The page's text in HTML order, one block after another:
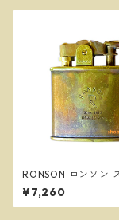
RONSON ロンソン
ド ワイルドブラス オ
ター R02-M010
¥7,260